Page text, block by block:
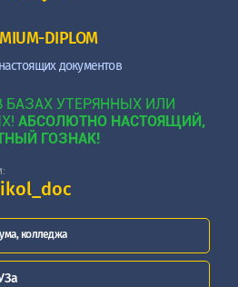
DIPLOM
документов
БАЗАХ УТЕРЯННЫХ ИЛИ
АБСОЛЮТНО НАСТОЯЩИЙ,
ГОЗНАК!
колледжа